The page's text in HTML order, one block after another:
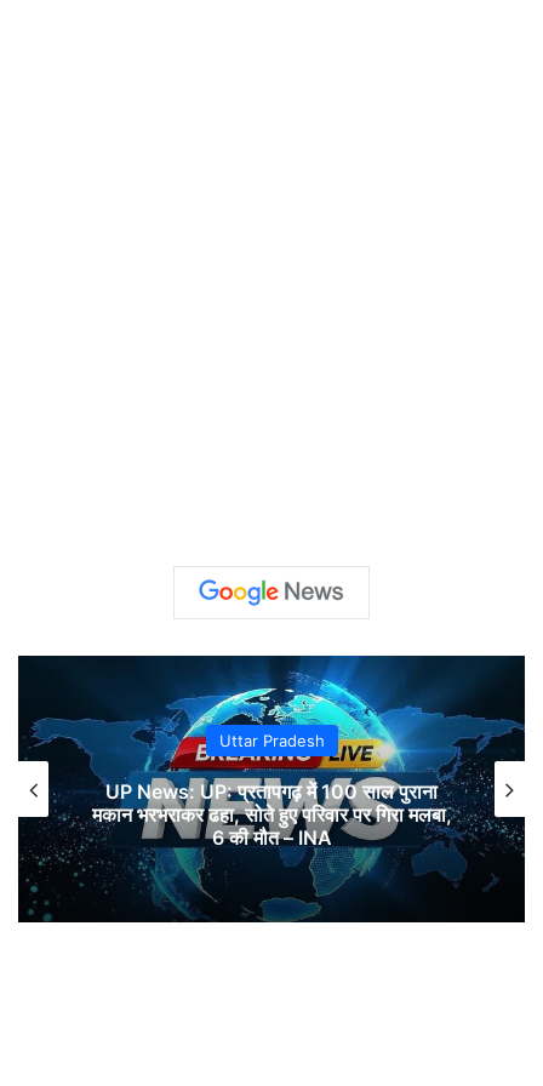
Uttar Pradesh
UP News: UP: प्रतापगढ़ में 100 साल पुराना
मकान भरभराकर ढहा, सोते हुए परिवार पर गिरा मलबा,
6 की मौत – INA